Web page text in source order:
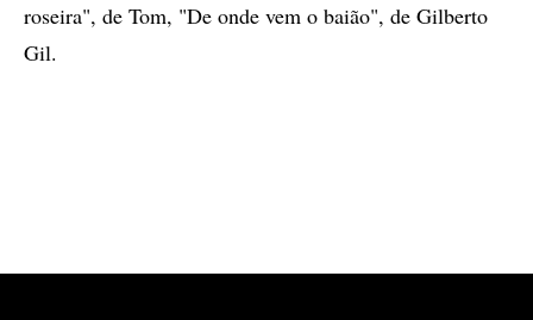
roseira", de Tom, "De onde vem o baião", de Gilberto
Gil.